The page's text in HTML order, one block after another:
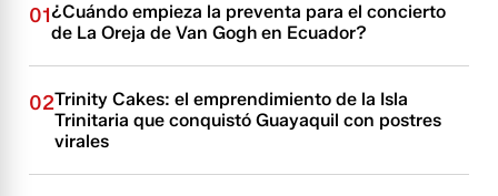
01¿Cuándo empieza la preventa para el concierto
de La Oreja de Van Gogh en Ecuador?
02Trinity Cakes: el emprendimiento de la Isla
Trinitaria que conquistó Guayaquil con postres
virales